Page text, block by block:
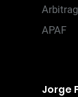
APAF
Jorge